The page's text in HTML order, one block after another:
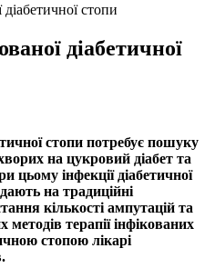
діабетичної стопи
діабетичної
стопи потребує пошуку
на цукровий діабет та
цьому інфекції діабетичної
на традиційні
кількості ампутацій та
терапії інфікованих
стопою лікарі